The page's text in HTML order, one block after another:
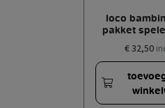
loco
pakket
€ 32,50